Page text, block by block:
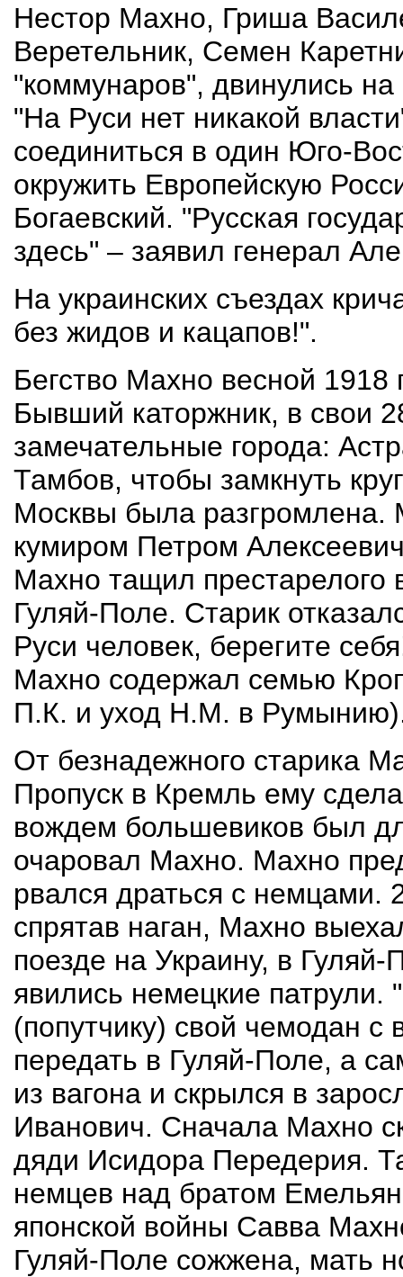
Нестор Махно, Гриша
Веретельник, Семен
"коммунаров", двинулись
"На Руси нет никакой
соединиться в один Юго-
окружить Европейскую
Богаевский. "Русская
здесь" – заявил генерал
На украинских съездах
без жидов и кацапов!".
Бегство Махно весной 1918
Бывший каторжник, в свои
замечательные города:
Тамбов, чтобы замкнуть
Москвы была разгромлена.
кумиром Петром
Махно тащил престарелого
Гуляй-Поле. Старик
Руси человек, берегите
Махно содержал семью
П.К. и уход Н.М. в
От безнадежного старика
Пропуск в Кремль ему
вождем большевиков был
очаровал Махно. Махно
рвался драться с
спрятав наган, Махно
поезде на Украину, в
явились немецкие патрули.
(попутчику) свой чемодан
передать в Гуляй-Поле, а
из вагона и скрылся в
Иванович. Сначала Махно
дяди Исидора Передерия.
немцев над братом
японской войны Савва
Гуляй-Поле сожжена, мать